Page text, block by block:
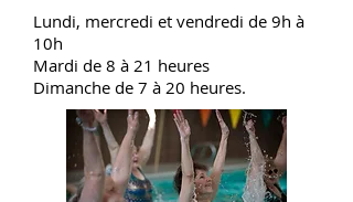
Lundi, mercredi et vendredi de 9h à
10h
Mardi de 8 à 21 heures
Dimanche de 7 à 20 heures.